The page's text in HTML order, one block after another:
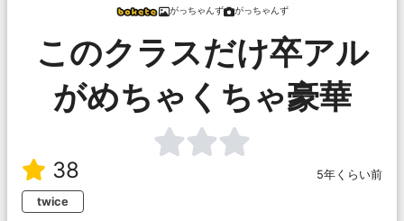
がっちゃんず がっちゃんず
このクラスだけ卒アル
がめちゃくちゃ豪華
38
5年くらい前
twice